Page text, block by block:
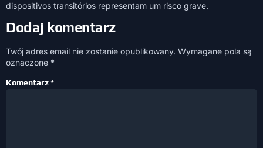
dispositivos transitórios representam um risco grave.
Dodaj komentarz
Twój adres email nie zostanie opublikowany. Wymagane pola są
oznaczone *
Komentarz*